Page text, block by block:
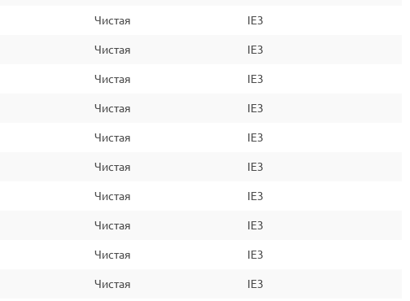
Чистая IE3
Чистая IE3
Чистая IE3
Чистая IE3
Чистая IE3
Чистая IE3
Чистая IE3
Чистая IE3
Чистая IE3
Чистая IE3